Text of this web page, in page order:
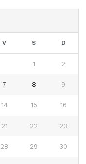
V S D
1 2
7 8 9
14 15 16
21 22 23
28 29 30